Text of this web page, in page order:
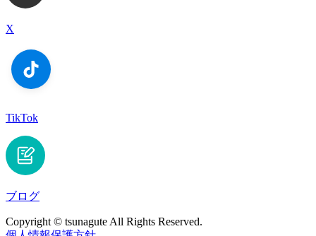
X
TikTok
ブログ
Copyright © tsunagute All Rights Reserved.